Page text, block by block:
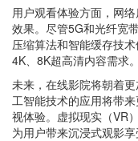
用户观看体验方面，网
效果。尽管5G和光纤宽
压缩算法和智能缓存技
4K、8K超高清内容需求。
未来，在线影院将朝着
工智能技术的应用将带
视体验。虚拟现实（VR
为用户带来沉浸式观影